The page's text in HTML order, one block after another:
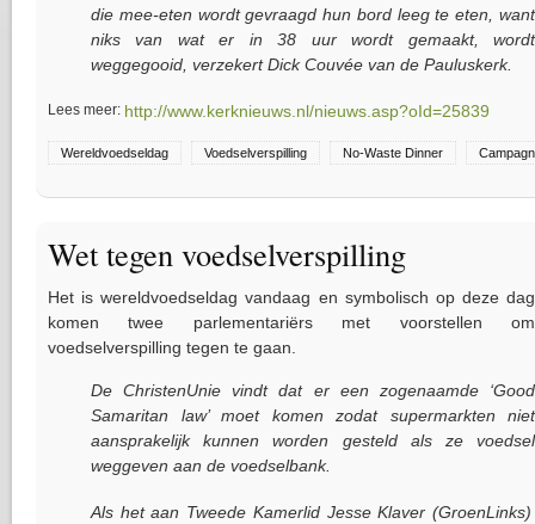
die mee-eten wordt gevraagd hun bord leeg te eten, want
niks van wat er in 38 uur wordt gemaakt, wordt
weggegooid, verzekert Dick Couvée van de Pauluskerk.
Lees meer: http://www.kerknieuws.nl/nieuws.asp?oId=25839
Wereldvoedseldag Voedselverspilling No-Waste Dinner
Wet tegen voedselverspilling
Het is wereldvoedseldag vandaag en symbolisch op deze dag
komen twee parlementariërs met voorstellen om
voedselverspilling tegen te gaan.
De ChristenUnie vindt dat er een zogenaamde ‘Good
Samaritan law’ moet komen zodat supermarkten niet
aansprakelijk kunnen worden gesteld als ze voedsel
weggeven aan de voedselbank.
Als het aan Tweede Kamerlid Jesse Klaver